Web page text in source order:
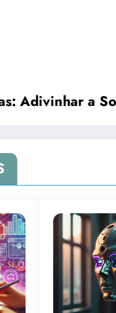
Adivinhar a